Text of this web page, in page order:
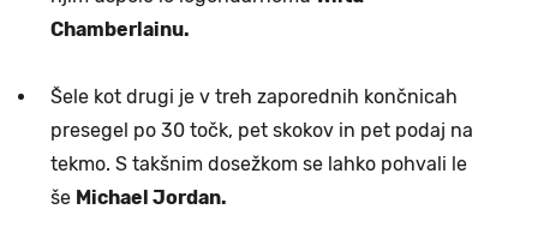
Chamberlainu.
Šele kot drugi je v treh zaporednih končnicah
presegel po 30 točk, pet skokov in pet podaj na
tekmo. S takšnim dosežkom se lahko pohvali le
še Michael Jordan.